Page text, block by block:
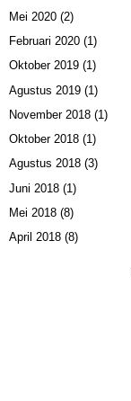
Mei 2020 (2)
Februari 2020 (1)
Oktober 2019 (1)
Agustus 2019 (1)
November 2018 (1)
Oktober 2018 (1)
Agustus 2018 (3)
Juni 2018 (1)
Mei 2018 (8)
April 2018 (8)